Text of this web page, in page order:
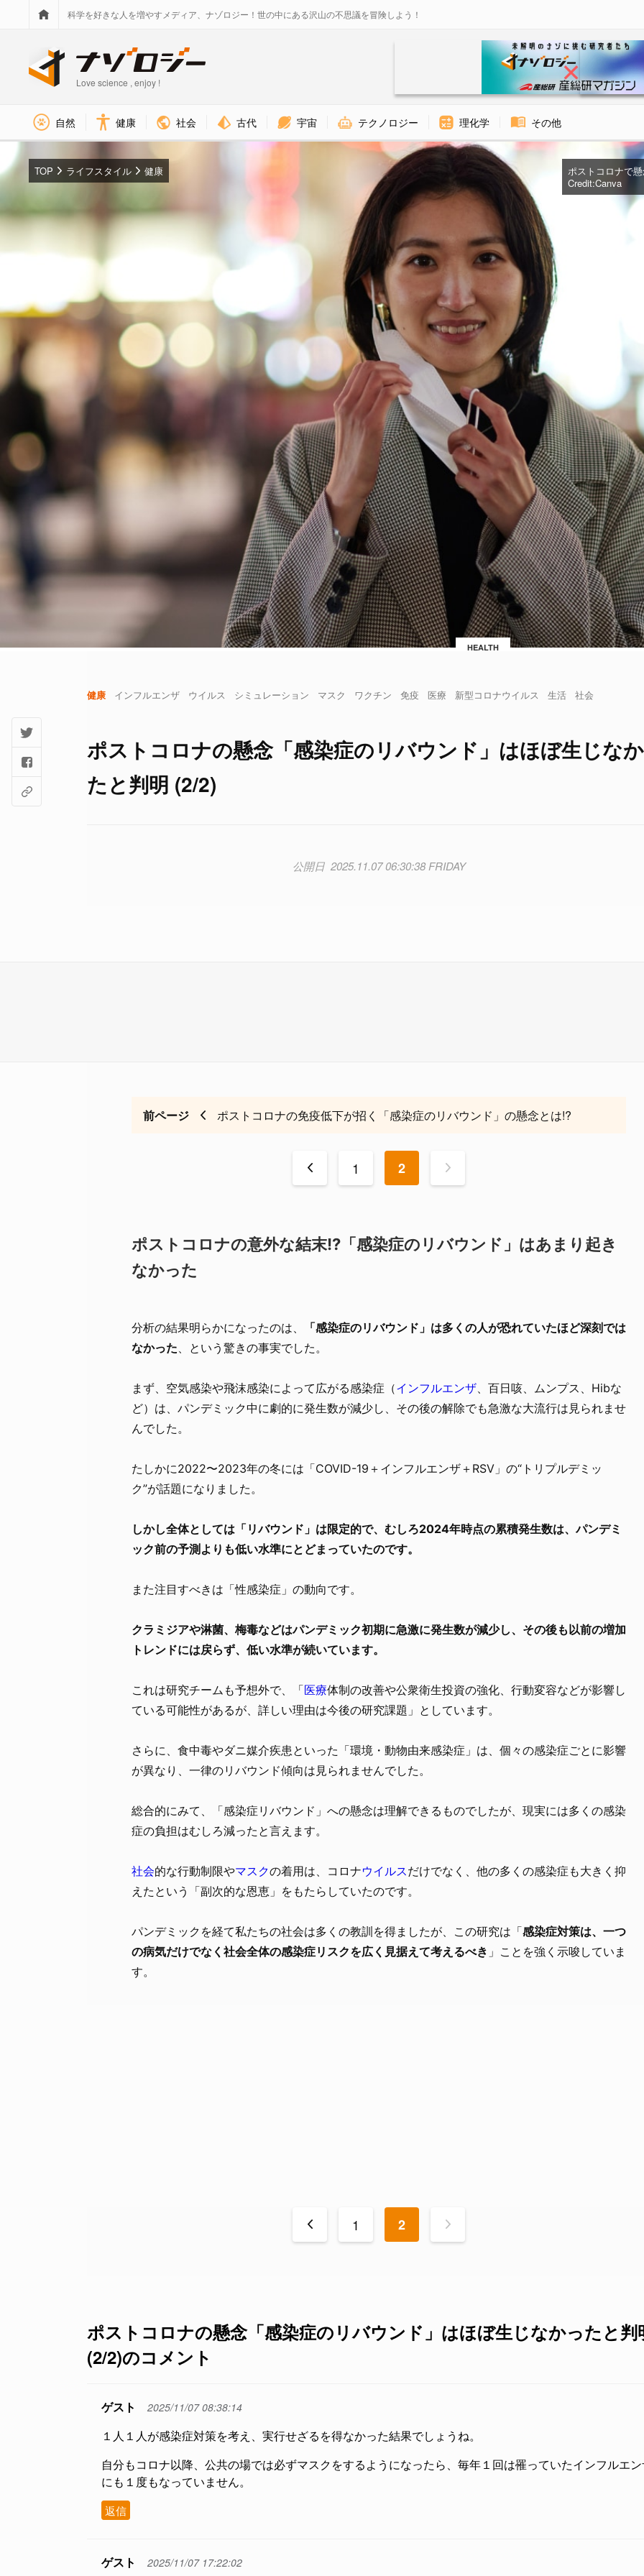
科学を好きな人を増やすメディア、ナゾロジー！世の中にある沢山の不思議を冒険しよう！
Love science , enjoy !
自然 健康 社会 古代 宇宙 テクノロジー 理化学 その他
ポストコロナで
Credit:Canva
HEALTH
TOP ライフスタイル 健康
健康 インフルエンザ ウイルス シミュレーション マスク ワクチン 免疫 医療 新型コロナウイルス 生活 社会
ポストコロナの懸念「感染症のリバウンド」はほぼ生じな
たと判明 (2/2)
2025.11.07 06:30:38 FRIDAY
前ページ ポストコロナの免疫低下が招く「感染症のリバウンド」の懸念とは!?
< 1 2 >
ポストコロナの意外な結末!?「感染症のリバウンド」はあまり起き
なかった
分析の結果明らかになったのは、
「感染症のリバウンド」は多くの人が恐れていたほど深刻では
なかった 、という驚きの事実でした。
まず、空気感染や飛沫感染によって広がる感染症（インフルエンザ 、百日咳、ムンプス、Hibな
ど）は、パンデミック中に劇的に発生数が減少し、その後の解除でも急激な大流行は見られませ
んでした。
たしかに2022〜2023年の冬には「COVID-19＋インフルエンザ＋RSV」の“トリプルデミッ
ク”が話題になりました。
しかし全体としては「リバウンド」は限定的で、むしろ2024年時点の累積発生数は、パンデミ
ック前の予測よりも低い水準にとどまっていたのです。
また注目すべきは「性感染症」の動向です。
クラミジアや淋菌、梅毒などはパンデミック初期に急激に発生数が減少し、その後も以前の増加
トレンドには戻らず、低い水準が続いています。
これは研究チームも予想外で、「医療体制の改善や公衆衛生投資の強化、行動変容などが影響し
ている可能性があるが、詳しい理由は今後の研究課題」としています。
さらに、食中毒やダニ媒介疾患といった「環境・動物由来感染症」は、個々の感染症ごとに影響
が異なり、一律のリバウンド傾向は見られませんでした。
総合的にみて、「感染症リバウンド」への懸念は理解できるものでしたが、現実には多くの感染
症の負担はむしろ減ったと言えます。
社会的な行動制限やマスクの着用は、コロナウイルスだけでなく、他の多くの感染症も大きく抑
えたという「副次的な恩恵」をもたらしていたのです。
パンデミックを経て私たちの社会は多くの教訓を得ましたが、この研究は「感染症対策は、一つ
の病気だけでなく社会全体の感染症リスクを広く見据えて考えるべき 」ことを強く示唆していま
す。
< 1 2 >
ポストコロナの懸念「感染症のリバウンド」はほぼ生じなかったと判
(2/2)のコメント
ゲスト 2025/11/07 08:38:14
１人１人が感染症対策を考え、実行せざるを得なかった結果でしょうね。
自分もコロナ以降、公共の場では必ずマスクをするようになったら、毎年１回は罹っていたインフルエ
にも１度もなっていません。
返信
ゲスト 2025/11/07 17:22:02